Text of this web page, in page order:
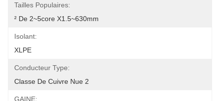
Tailles Populaires:
² De 2~5core X1.5~630mm
Isolant:
XLPE
Conducteur Type:
Classe De Cuivre Nue 2
GAINE: